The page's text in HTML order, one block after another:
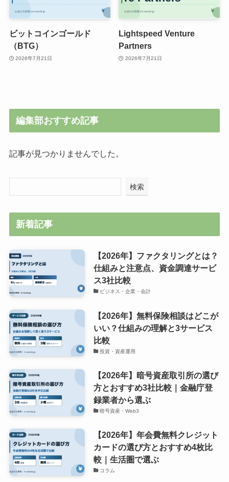
ビットコインゴールド
（BTG）
2026年7月21日
Lightspeed Venture
Partners
2026年7月21日
編集部おすすめ記事
記事が見つかりませんでした。
検索
新着記事
【2026年】ファクタリングとは？
仕組みと注意点、資金調達サービ
ス3社比較
ビジネス・企業・会計
【2026年】無料保険相談はどこが
いい？仕組みの理解と3サービス
比較
投資・資産運用
【2026年】暗号資産取引所の選び
方とおすすめ3社比較｜金融庁登
録業者から選ぶ
暗号資産・Web3
【2026年】年会費無料クレジット
カードの選び方とおすすめ4枚比
較｜生活圏で選ぶ
コラム